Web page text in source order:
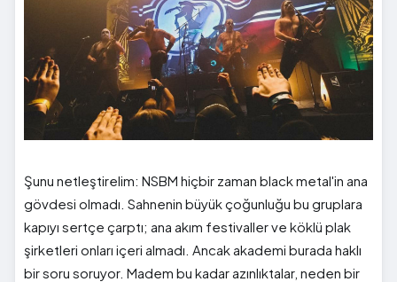
Şunu netleştirelim: NSBM hiçbir zaman black metal'in ana
gövdesi olmadı. Sahnenin büyük çoğunluğu bu gruplara
kapıyı sertçe çarptı; ana akım festivaller ve köklü plak
şirketleri onları içeri almadı. Ancak akademi burada haklı
bir soru soruyor. Madem bu kadar azınlıktalar, neden bir